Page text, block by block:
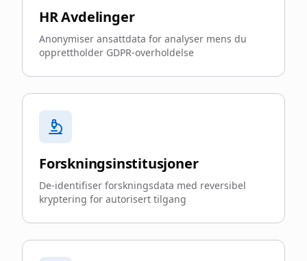
HR Avdelinger
Anonymiser ansattdata for analyser mens du
opprettholder GDPR-overholdelse
Forskningsinstitusjoner
De-identifiser forskningsdata med reversibel
kryptering for autorisert tilgang